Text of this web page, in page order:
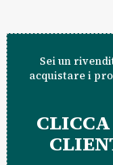
Sei un
acquistare i